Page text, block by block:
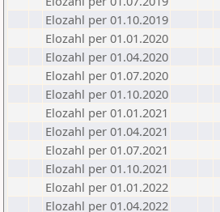
Elozahl per 01.10.2019
Elozahl per 01.01.2020
Elozahl per 01.04.2020
Elozahl per 01.07.2020
Elozahl per 01.10.2020
Elozahl per 01.01.2021
Elozahl per 01.04.2021
Elozahl per 01.07.2021
Elozahl per 01.10.2021
Elozahl per 01.01.2022
Elozahl per 01.04.2022